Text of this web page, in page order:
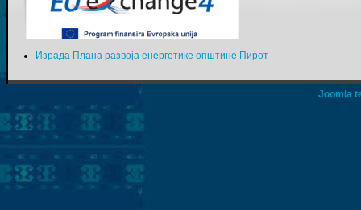
Израда Плана развоја енергетике општине Пирот
Joomla